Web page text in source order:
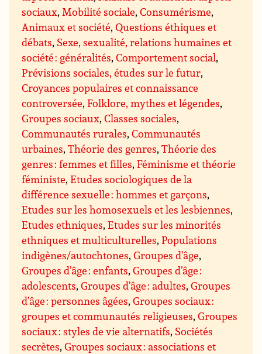
sociaux,Mobilité sociale,Consumérisme,
Animaux et société,Questions éthiques et
débats, Sexe, sexualité, relations humaines et
société : généralités,Comportement social,
Prévisions sociales, études sur le futur,
Croyances populaires et connaissance
controversée,Folklore, mythes et légendes,
Groupes sociaux,Classes sociales,
Communautés rurales,Communautés
urbaines,Théorie des genres,Théorie des
genres : femmes et filles,Féminisme et théorie
féministe,Etudes sociologiques de la
différence sexuelle : hommes et garçons,
Etudes sur les homosexuels et les lesbiennes,
Etudes ethniques,Etudes sur les minorités
ethniques et multiculturelles,Populations
indigènes/autochtones,Groupes d’âge,
Groupes d’âge : enfants,Groupes d’âge :
adolescents,Groupes d’âge : adultes,Groupes
d’âge : personnes âgées,Groupes sociaux :
groupes et communautés religieuses,Groupes
sociaux : styles de vie alternatifs, Sociétés
secrètes,Groupes sociaux : associations et